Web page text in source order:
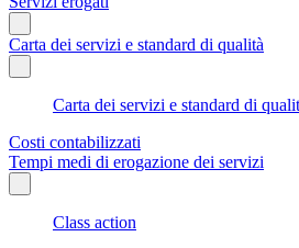
Carta dei servizi e standard di qualità
Carta dei servizi e standard di
Costi contabilizzati
Tempi medi di erogazione dei servizi
Class action